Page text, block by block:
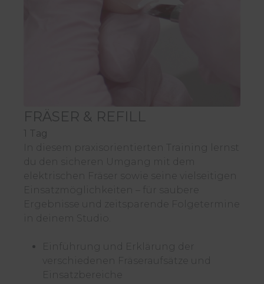
FRÄSER & REFILL
1 Tag
In diesem praxisorientierten Training lernst
du den sicheren Umgang mit dem
elektrischen Fräser sowie seine vielseitigen
Einsatzmöglichkeiten – für saubere
Ergebnisse und zeitsparende Folgetermine
in deinem Studio.
Einführung und Erklärung der
verschiedenen Fräseraufsätze und
Einsatzbereiche